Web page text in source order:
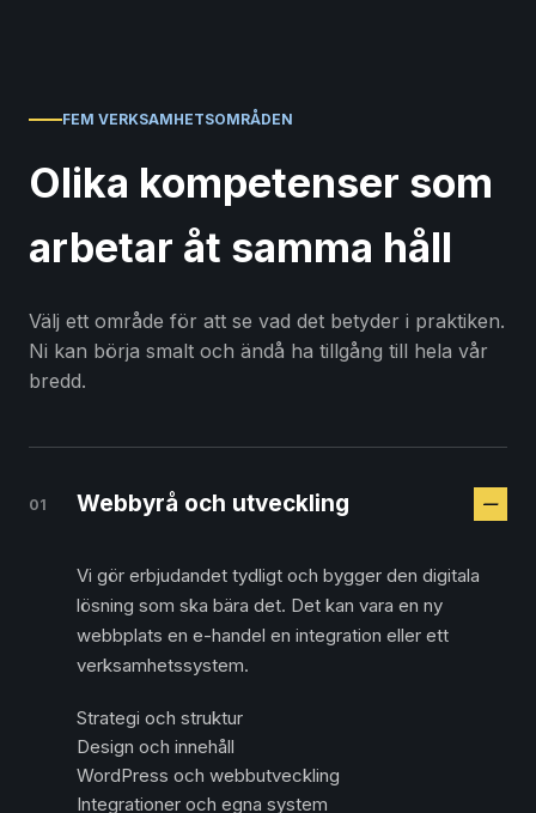
FEM VERKSAMHETSOMRÅDEN
Olika kompetenser som
arbetar åt samma håll
Välj ett område för att se vad det betyder i praktiken.
Ni kan börja smalt och ändå ha tillgång till hela vår
bredd.
01 Webbyrå och utveckling
Vi gör erbjudandet tydligt och bygger den digitala
lösning som ska bära det. Det kan vara en ny
webbplats en e-handel en integration eller ett
verksamhetssystem.
Strategi och struktur
Design och innehåll
WordPress och webbutveckling
Integrationer och egna system